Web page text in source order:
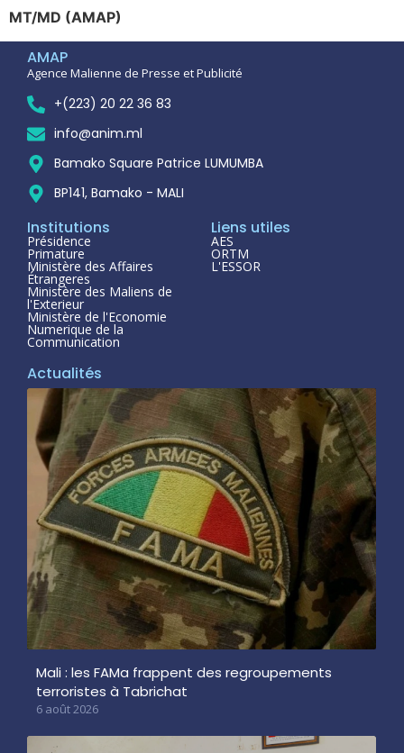
MT/MD (AMAP)
AMAP
Agence Malienne de Presse et Publicité
+(223) 20 22 36 83
info@anim.ml
Bamako Square Patrice LUMUMBA
BP141, Bamako - MALI
Institutions
Présidence
Primature
Ministère des Affaires
Étrangeres
Ministère des Maliens de
l'Exterieur
Ministère de l'Economie
Numerique de la
Communication
Liens utiles
AES
ORTM
L'ESSOR
Actualités
Mali : les FAMa frappent des regroupements
terroristes à Tabrichat
6 août 2026